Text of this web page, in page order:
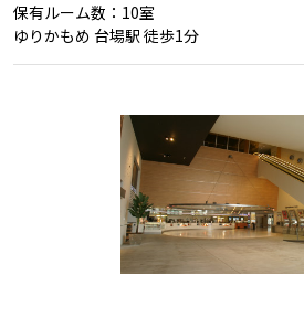
保有ルーム数：10室
ゆりかもめ 台場駅 徒歩1分